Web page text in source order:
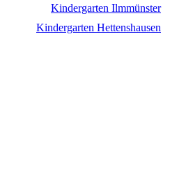
Kindergarten Ilmmünster
Kindergarten Hettenshausen